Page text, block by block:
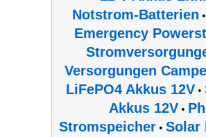
Notstrom-Batterien
Emergency
Versorgungen
LiFePO4 Akkus 12V•
Akkus 12V•
Stromspeicher • Solar